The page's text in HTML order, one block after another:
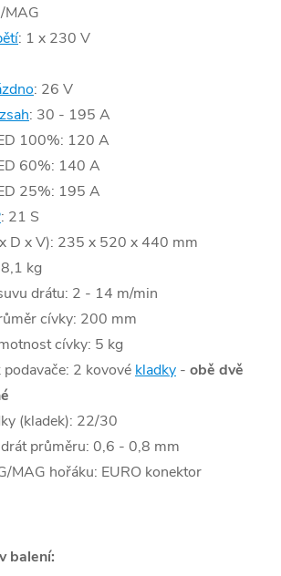
MAG
: 1 x 230 V
: 26 V
: 30 - 195 A
100%: 120 A
60%: 140 A
25%: 195 A
: 21 S
D x V): 235 x 520 x 440 mm
kg
drátu: 2 - 14 m/min
cívky: 200 mm
cívky: 5 kg
podavače: 2 kovové kladky - obě dvě
(kladek): 22/30
průměru: 0,6 - 0,8 mm
MAG hořáku: EURO konektor
balení: